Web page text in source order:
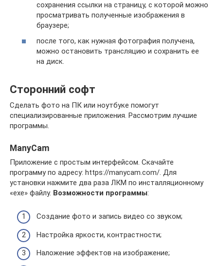
сохранения ссылки на страницу, с которой можно
просматривать полученные изображения в
браузере;
после того, как нужная фотография получена,
можно остановить трансляцию и сохранить ее
на диск.
Сторонний софт
Сделать фото на ПК или ноутбуке помогут
специализированные приложения. Рассмотрим лучшие
программы.
ManyCam
Приложение с простым интерфейсом. Скачайте
программу по адресу: https://manycam.com/. Для
установки нажмите два раза ЛКМ по инсталляционному
«exe» файлу. Возможности программы:
Создание фото и запись видео со звуком;
Настройка яркости, контрастности;
Наложение эффектов на изображение;